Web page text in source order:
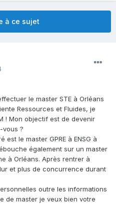
à ce sujet
le master STE à Orléans
Ressources et Fluides, je
! Mon objectif est de devenir
vous ?
le master GPRE à ENSG à
également sur un master
à Orléans. Après rentrer à
et plus de concurrence durant
outre les informations
de master je veux bien votre